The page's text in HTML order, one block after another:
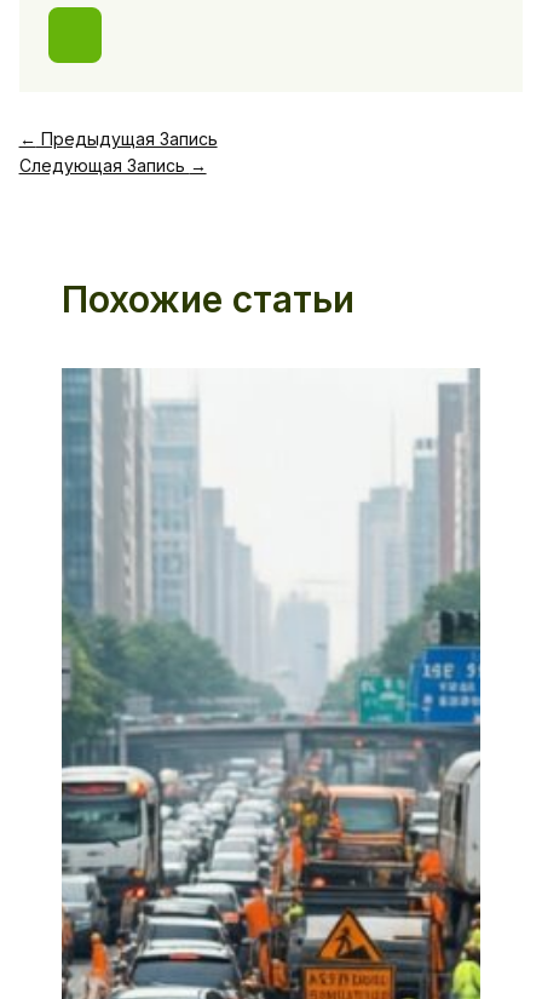
← Предыдущая Запись
Следующая Запись →
Похожие статьи